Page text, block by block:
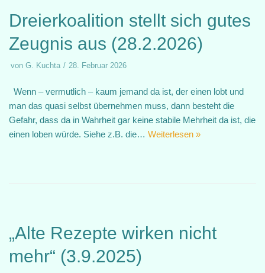
Dreierkoalition stellt sich gutes
Zeugnis aus (28.2.2026)
von G. Kuchta 28. Februar 2026
Wenn – vermutlich – kaum jemand da ist, der einen lobt und
man das quasi selbst übernehmen muss, dann besteht die
Gefahr, dass da in Wahrheit gar keine stabile Mehrheit da ist, die
einen loben würde. Siehe z.B. die… Weiterlesen »
„Alte Rezepte wirken nicht
mehr“ (3.9.2025)